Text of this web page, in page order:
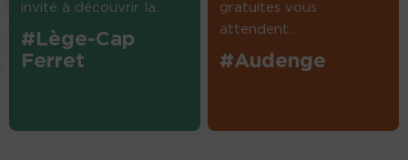
invité à découvrir la...
#Lège-Cap
Ferret
gratuites vous
attendent....
#Audenge